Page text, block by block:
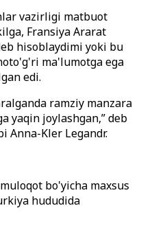
vazirligi matbuot
Fransiya Ararat
hisoblaydimi yoki bu
ma'lumotga ega
edi.
ramziy manzara
yaqin joylashgan,” deb
Anna-Kler Legandr.
bo'yicha maxsus
hududida